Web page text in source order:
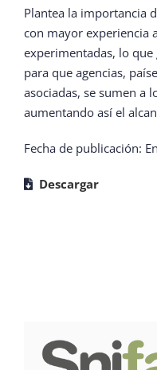
Plantea la importancia
con mayor experiencia
experimentadas, lo
para que agencias,
asociadas, se sumen a
aumentando así el
Fecha de publicación:
Descargar